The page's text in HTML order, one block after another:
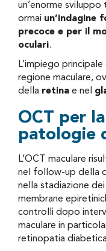
un’enorme
ormai un’indagine
precoce e per il
oculari.
L’impiego
regione maculare,
della retina e nel
OCT per
patologie
L’OCT maculare
nel follow-up della
nella stadiazione
membrane
controlli dopo
maculare in
retinopatia